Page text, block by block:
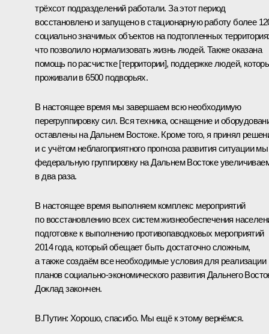
трёхсот подразделений работали. За этот период
восстановлено и запущено в стационарную работу более
социально значимых объектов на подтопленных
что позволило нормализовать жизнь людей. Также оказана
помощь по расчистке [территории], поддержке людей,
проживали в 6500 подворьях.
В настоящее время мы завершаем всю необходимую
перегруппировку сил. Вся техника, оснащение и
оставлены на Дальнем Востоке. Кроме того, я принял
и с учётом неблагоприятного прогноза развития ситуации мы
федеральную группировку на Дальнем Востоке
в два раза.
В настоящее время выполняем комплекс мероприятий
по восстановлению всех систем жизнеобеспечения
подготовке к выполнению противопаводковых мероприятий
2014 года, который обещает быть достаточно сложным,
а также создаём все необходимые условия для реализации
планов социально-экономического развития Дальнего
Доклад закончен.
В.Путин: Хорошо, спасибо. Мы ещё к этому вернёмся.